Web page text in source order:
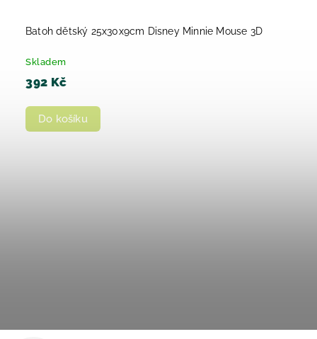
Batoh dětský 25x30x9cm Disney Minnie Mouse 3D
Skladem
392 Kč
Do košíku